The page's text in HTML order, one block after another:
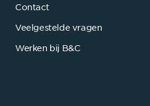
Contact
Veelgestelde vragen
Werken bij B&C